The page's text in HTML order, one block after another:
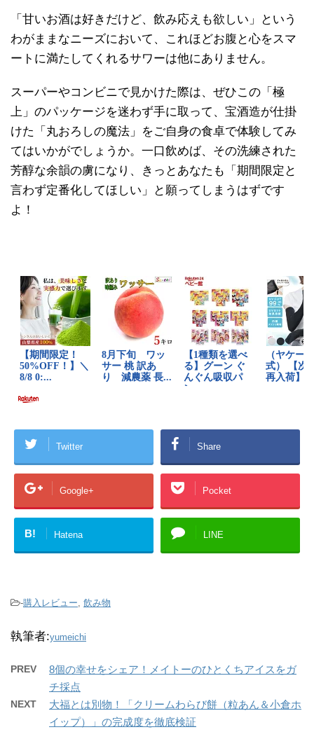
「甘いお酒は好きだけど、飲み応えも欲しい」という
わがままなニーズにおいて、これほどお腹と心をスマ
ートに満たしてくれるサワーは他にありません。
スーパーやコンビニで見かけた際は、ぜひこの「極
上」のパッケージを迷わず手に取って、宝酒造が仕掛
けた「丸おろしの魔法」をご自身の食卓で体験してみ
てはいかがでしょうか。一口飲めば、その洗練された
芳醇な余韻の虜になり、きっとあなたも「期間限定と
言わず定番化してほしい」と願ってしまうはずです
よ！
Twitter Share
Google+ Pocket
B! Hatena LINE
-購入レビュー, 飲み物
執筆者:yumeichi
PREV
8個の幸せをシェア！メイトーのひとくちアイスをガ
チ採点
NEXT
大福とは別物！「クリームわらび餅（粒あん＆小倉ホ
イップ）」の完成度を徹底検証